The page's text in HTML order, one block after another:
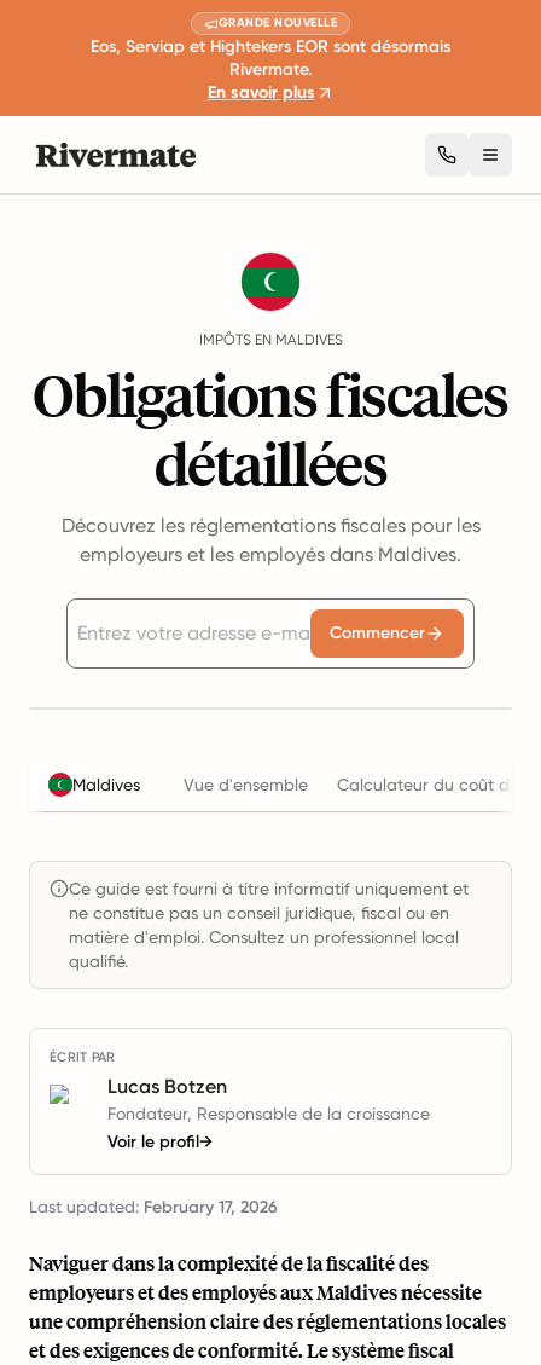
GRANDE NOUVELLE
Eos, Serviap et Hightekers EOR sont désormais
Rivermate.
En savoir plus
IMPÔTS EN MALDIVES
Obligations fiscales
détaillées
Découvrez les réglementations fiscales pour les
employeurs et les employés dans Maldives.
Commencer
Maldives Vue d'ensemble Calculateur du coût de
Ce guide est fourni à titre informatif uniquement et
ne constitue pas un conseil juridique, fiscal ou en
matière d'emploi. Consultez un professionnel local
qualifié.
ÉCRIT PAR
Lucas Botzen
Fondateur, Responsable de la croissance
Voir le profil→
Last updated: February 17, 2026
Naviguer dans la complexité de la fiscalité des
employeurs et des employés aux Maldives nécessite
une compréhension claire des réglementations locales
et des exigences de conformité. Le système fiscal